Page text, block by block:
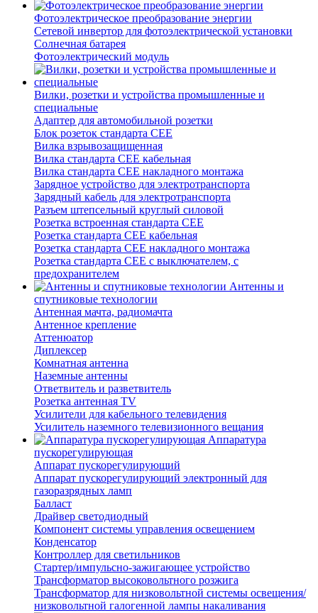
Фотоэлектрическое преобразование энергии
Сетевой инвертор для фотоэлектрической установки
Солнечная батарея
Фотоэлектрический модуль
Вилки, розетки и устройства промышленные и
специальные
Адаптер для автомобильной розетки
Блок розеток стандарта CEE
Вилка взрывозащищенная
Вилка стандарта CEE кабельная
Вилка стандарта CEE накладного монтажа
Зарядное устройство для электротранспорта
Зарядный кабель для электротранспорта
Разъем штепсельный круглый силовой
Розетка встроенная стандарта CEE
Розетка стандарта СЕЕ кабельная
Розетка стандарта СЕЕ накладного монтажа
Розетка стандарта СЕЕ с выключателем, с
предохранителем
Антенны и
спутниковые технологии
Антенная мачта, радиомачта
Антенное крепление
Аттенюатор
Диплексер
Комнатная антенна
Наземные антенны
Ответвитель и разветвитель
Розетка антенная TV
Усилители для кабельного телевидения
Усилитель наземного телевизионного вещания
Аппаратура
пускорегулирующая
Аппарат пускорегулирующий
Аппарат пускорегулирующий электронный для
газоразрядных ламп
Балласт
Драйвер светодиодный
Компонент системы управления освещением
Конденсатор
Контроллер для светильников
Стартер/импульсно-зажигающее устройство
Трансформатор высоковольтного розжига
Трансформатор для низковольтной системы освещения/
низковольтной галогенной лампы накаливания